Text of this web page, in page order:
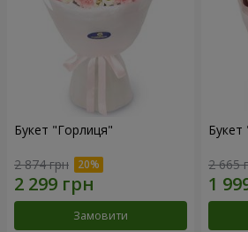
Букет "Горлиця"
2 874 грн
Замовити
2 665